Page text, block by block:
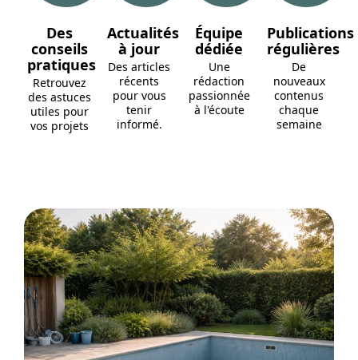
Des
conseils
pratiques
Retrouvez
des astuces
utiles pour
vos projets
Actualités
à jour
Des articles
récents
pour vous
tenir
informé.
Équipe
dédiée
Une
rédaction
passionnée
à l'écoute
Publications
régulières
De
nouveaux
contenus
chaque
semaine